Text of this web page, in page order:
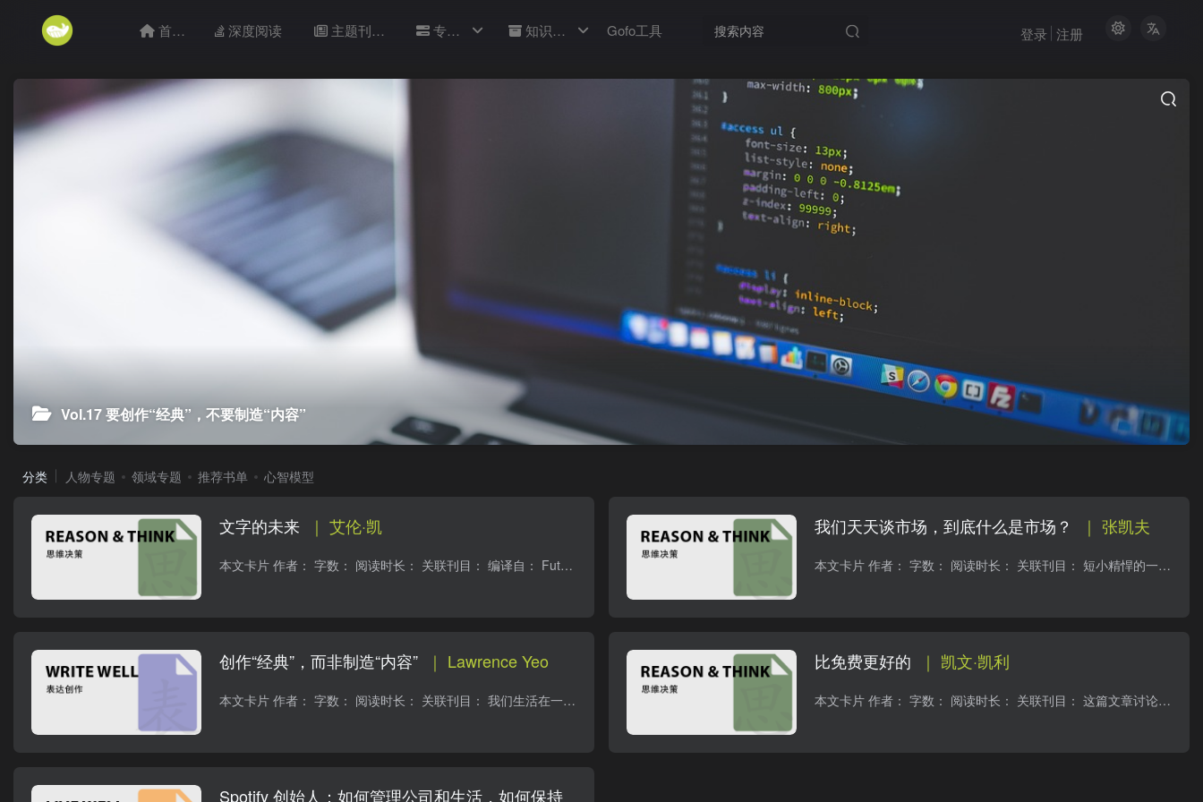
首页 深度阅读 主题刊目 专题 知识库 Gofo工具 登录 注册
Vol.17 要创作“经典”，不要制造“内容”
分类 人物专题 领域专题 推荐书单 心智模型
文字的未来 ｜ 艾伦·凯
本文卡片 作者： 字数： 阅读时长： 关联刊目： 编译自： Future Text Publishing上最新发布一本合集“The Future of Text”，艾伦·凯（Alan Kay）写的“文本的未来”（The Future Of Text）是...
我们天天谈市场，到底什么是市场？ ｜ 张凯夫
本文卡片 作者： 字数： 阅读时长： 关联刊目： 短小精悍的一篇文章。言简意赅的讲明了市场的三个关键要素：信息不对称、正外部性、市场深度。信息不对称是市场存在的前提和基本价值，只有信息...
创作“经典”，而非制造“内容” ｜ Lawrence Yeo
本文卡片 作者： 字数： 阅读时长： 关联刊目： 我们生活在一个“人人都是创作者”的时代，“内容”随处可见。然而，这篇文章提出一个反思——我们真的需要如此高频的创造内容吗？“创作经典”...
比免费更好的 ｜ 凯文·凯利
本文卡片 作者： 字数： 阅读时长： 关联刊目： 这篇文章讨论了在数字时代充满免费复制的环境下,如何通过销售“生成价值”(generative values)来盈利。主要观点包括:互联网使复制变得无比方便,...
Spotify 创始人：如何管理公司和生活，如何保持